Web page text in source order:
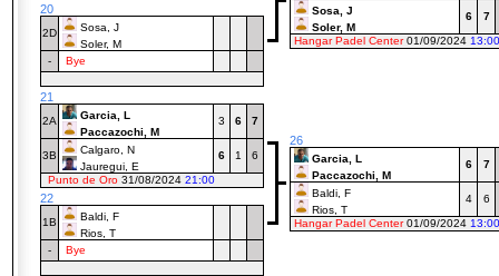
Sosa, J
Soler, M
6
7
Hangar Padel Center01/09/2024 13:00
20
2D
Sosa, J
Soler, M
-
Bye
21
2A
Garcia, L
Paccazochi, M
3 6 7
3B
Calgaro, N
Jauregui, E
6 1
6
Punto de Oro 31/08/2024 21:00
26
Garcia, L
Paccazochi, M
6 7
Baldi, F
Rios, T
4
6
Hangar Padel Center01/09/2024 13:00
22
1B
Baldi, F
Rios, T
-
Bye